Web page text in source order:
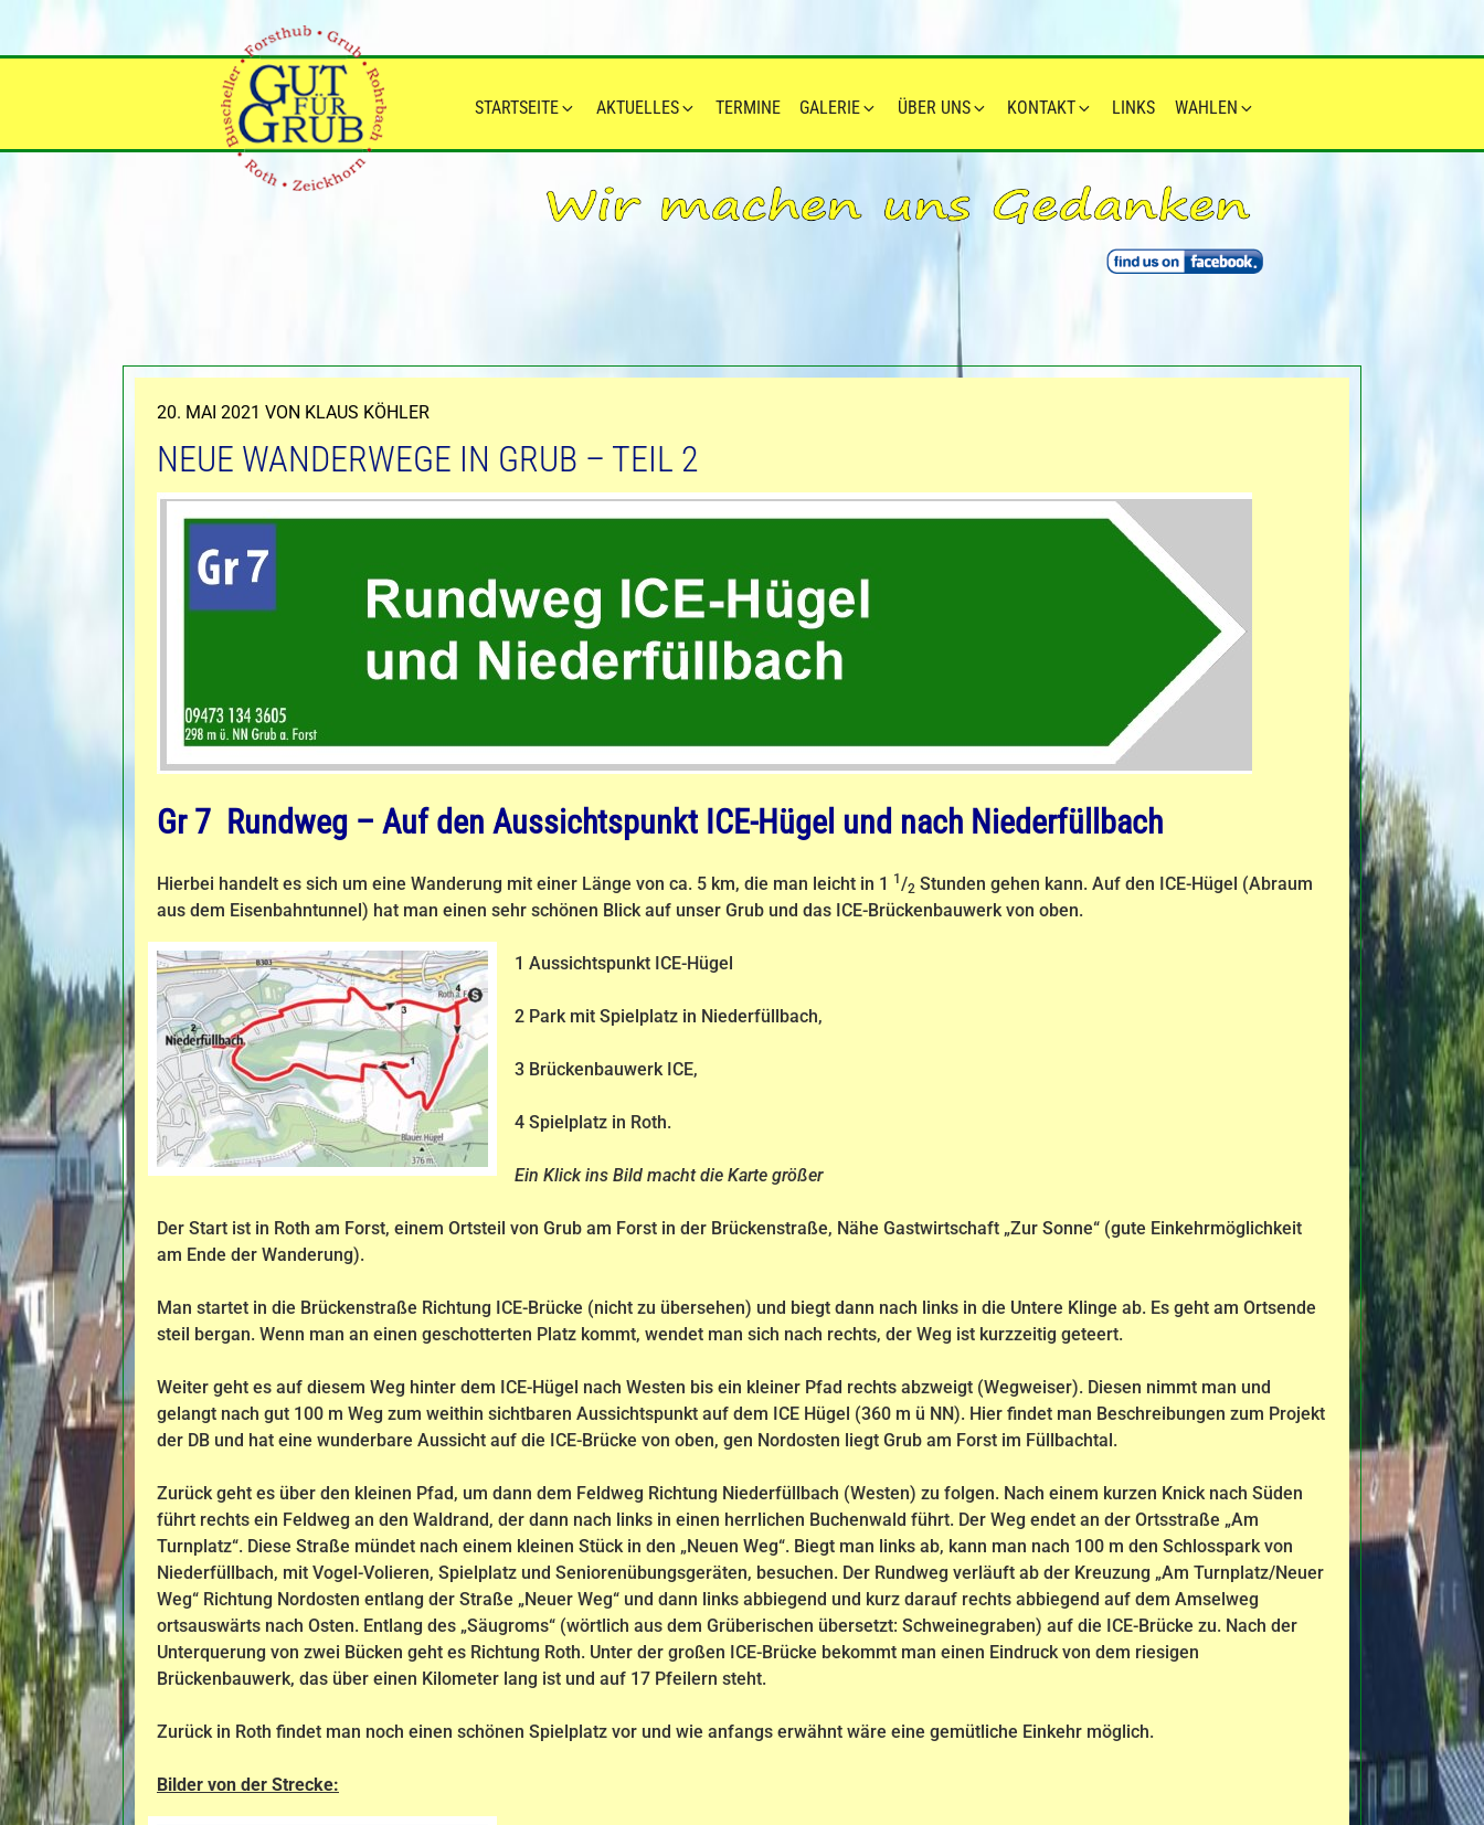
springen
STARTSEITE AKTUELLES TERMINE GALERIE ÜBER UNS KONTAKT LINKS WAHLEN
VERÖFFENTLICHT
20. MAI 2021 VON KLAUS KÖHLER
NEUE WANDERWEGE IN GRUB – TEIL 2
Gr 7 Rundweg – Auf den Aussichtspunkt ICE-Hügel und nach Niederfüllbach
Hierbei handelt es sich um eine Wanderung mit einer Länge von ca. 5 km, die man leicht in 1 1/2 Stunden gehen kann. Auf den ICE-Hügel (Abraum
aus dem Eisenbahntunnel) hat man einen sehr schönen Blick auf unser Grub und das ICE-Brückenbauwerk von oben.
1 Aussichtspunkt ICE-Hügel
2 Park mit Spielplatz in Niederfüllbach,
3 Brückenbauwerk ICE,
4 Spielplatz in Roth.
Ein Klick ins Bild macht die Karte größer
Der Start ist in Roth am Forst, einem Ortsteil von Grub am Forst in der Brückenstraße, Nähe Gastwirtschaft „Zur Sonne“ (gute Einkehrmöglichkeit
am Ende der Wanderung).
Man startet in die Brückenstraße Richtung ICE-Brücke (nicht zu übersehen) und biegt dann nach links in die Untere Klinge ab. Es geht am Ortsende
steil bergan. Wenn man an einen geschotterten Platz kommt, wendet man sich nach rechts, der Weg ist kurzzeitig geteert.
Weiter geht es auf diesem Weg hinter dem ICE-Hügel nach Westen bis ein kleiner Pfad rechts abzweigt (Wegweiser). Diesen nimmt man und
gelangt nach gut 100 m Weg zum weithin sichtbaren Aussichtspunkt auf dem ICE Hügel (360 m ü NN). Hier findet man Beschreibungen zum Projekt
der DB und hat eine wunderbare Aussicht auf die ICE-Brücke von oben, gen Nordosten liegt Grub am Forst im Füllbachtal.
Zurück geht es über den kleinen Pfad, um dann dem Feldweg Richtung Niederfüllbach (Westen) zu folgen. Nach einem kurzen Knick nach Süden
führt rechts ein Feldweg an den Waldrand, der dann nach links in einen herrlichen Buchenwald führt. Der Weg endet an der Ortsstraße „Am
Turnplatz“. Diese Straße mündet nach einem kleinen Stück in den „Neuen Weg“. Biegt man links ab, kann man nach 100 m den Schlosspark von
Niederfüllbach, mit Vogel-Volieren, Spielplatz und Seniorenübungsgeräten, besuchen. Der Rundweg verläuft ab der Kreuzung „Am Turnplatz/Neuer
Weg“ Richtung Nordosten entlang der Straße „Neuer Weg“ und dann links abbiegend und kurz darauf rechts abbiegend auf dem Amselweg
ortsauswärts nach Osten. Entlang des „Säugroms“ (wörtlich aus dem Grüberischen übersetzt: Schweinegraben) auf die ICE-Brücke zu. Nach der
Unterquerung von zwei Bücken geht es Richtung Roth. Unter der großen ICE-Brücke bekommt man einen Eindruck von dem riesigen
Brückenbauwerk, das über einen Kilometer lang ist und auf 17 Pfeilern steht.
Zurück in Roth findet man noch einen schönen Spielplatz vor und wie anfangs erwähnt wäre eine gemütliche Einkehr möglich.
Bilder von der Strecke: